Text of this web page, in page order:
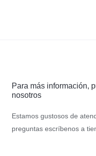
Para más información,
nosotros
Estamos gustosos de
preguntas escríbenos a